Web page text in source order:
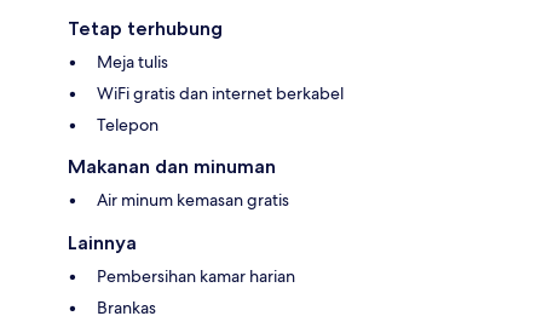
Tetap terhubung
Meja tulis
WiFi gratis dan internet berkabel
Telepon
Makanan dan minuman
Air minum kemasan gratis
Lainnya
Pembersihan kamar harian
Brankas